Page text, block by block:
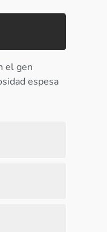
el gen
espesa